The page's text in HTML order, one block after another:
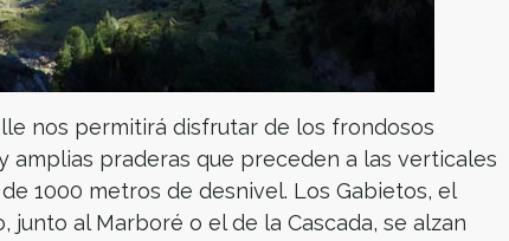
nos permitirá disfrutar de los frondosos
amplias praderas que preceden a las verticales
1000 metros de desnivel. Los Gabietos, el
junto al Marboré o el de la Cascada, se alzan